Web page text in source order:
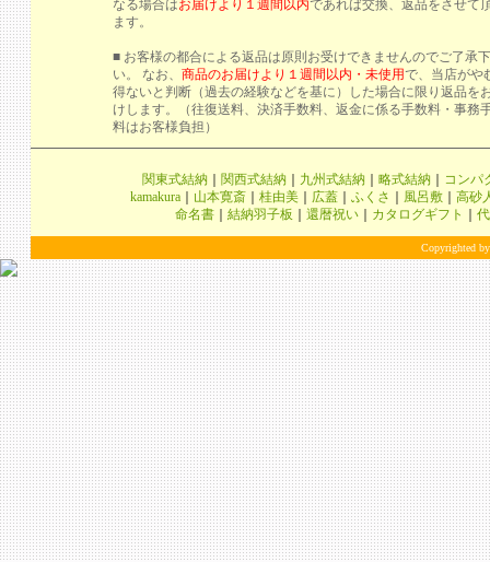
なる場合はお届けより１週間以内であれば交換、返品をさせて
ます。
■ お客様の都合による返品は原則お受けできませんのでご了承
い。 なお、 商品のお届けより１週間以内・未使用で、当店がや
得ないと判断（過去の経験などを基に）した場合に限り返品を
けします。（往復送料、決済手数料、返金に係る手数料・事務
料はお客様負担）
関東式結納 関西式結納 九州式結納 略式結納
コンパ
kamakura
山本寛斎 桂由美 広蓋 ふくさ 風呂敷
高砂
命名書
結納羽子板 還暦祝い カタログギフト
Copyrighted